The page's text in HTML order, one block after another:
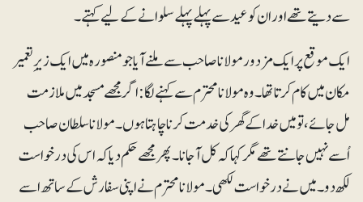
سے دیتے تھے اور ان کو عید سے پہلے پہلے سلوانے کے لیے کہتے۔
ایک موقع پر ایک مزدور مولانا صاحب سے ملنے آیا جو منصورہ میں ایک زیرِتعمیر
مکان میں کام کرتا تھا۔ وہ مولانامحترم سے کہنے لگا: اگر مجھے مسجد میں ملازمت
مل جائے، تو میں خدا کے گھر کی خدمت کرنا چاہتا ہوں۔ مولاناسلطان صاحب
اُسے نہیں جانتے تھے مگر کہا کہ کل آجانا۔ پھر مجھے حکم دیا کہ اس کی درخواست
لکھ دو۔ میں نے درخواست لکھی۔ مولانا محترم نے اپنی سفارش کے ساتھ اسے